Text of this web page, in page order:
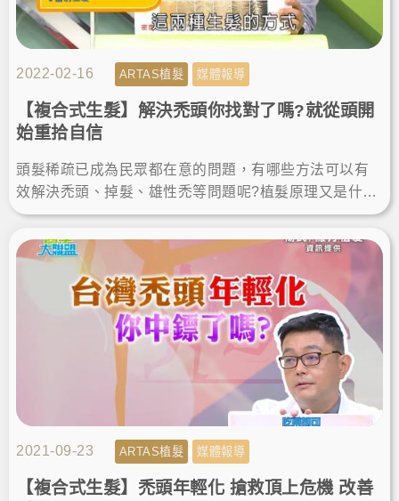
2022-02-16 ARTAS植髮 媒體報導
【複合式生髮】解決禿頭你找對了嗎?就從頭開
始重拾自信
頭髮稀疏已成為民眾都在意的問題，有哪些方法可以有
效解決禿頭、掉髮、雄性禿等問題呢?植髮原理又是什
麼，是如何找回茂密的頭髮呢?一起來看看植髮專家楊名
權醫師怎麼說。
2021-09-23 ARTAS植髮 媒體報導
【複合式生髮】禿頭年輕化 搶救頂上危機 改善